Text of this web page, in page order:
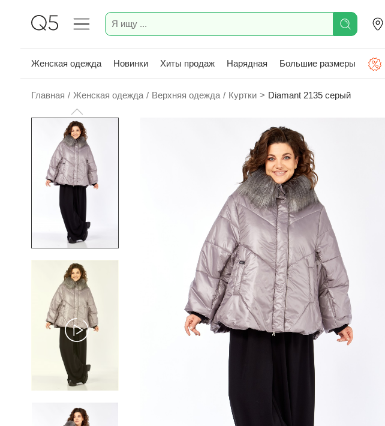
Женская одежда Новинки Хиты продаж Нарядная Большие размеры
Главная / Женская одежда / Верхняя одежда / Куртки > Diamant 2135 серый